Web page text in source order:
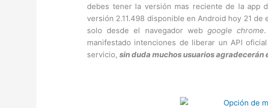
debes tener la versión mas reciente de la app
versión 2.11.498 disponible en Android hoy 21
solo desde el navegador webgoogle chrome
manifestado intenciones de liberar un API
servicio,sin duda muchos usuarios